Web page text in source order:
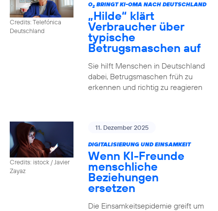
Credits: Telefónica
Deutschland
O2BRINGT KI-OMA NACH DEUTSCHLAND
„Hilde“ klärt
Verbraucher über
typische
Betrugsmaschen auf
Sie hilft Menschen in Deutschland
dabei, Betrugsmaschen früh zu
erkennen und richtig zu reagieren
Credits: istock / Javier
Zayaz
11. Dezember 2025
DIGITALISIERUNG UND EINSAMKEIT
Wenn KI-Freunde
menschliche
Beziehungen
ersetzen
Die Einsamkeitsepidemie greift um